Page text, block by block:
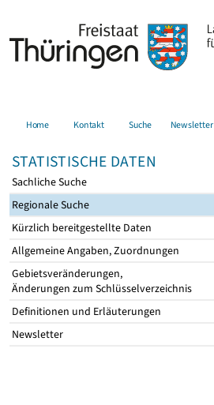
Home Kontakt Suche Newsletter
STATISTISCHE DATEN
Sachliche Suche
Regionale Suche
Kürzlich bereitgestellte Daten
Allgemeine Angaben, Zuordnungen
Gebietsveränderungen,
Änderungen zum Schlüsselverzeichnis
Definitionen und Erläuterungen
Newsletter